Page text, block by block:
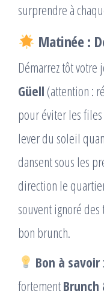
surprendre à
Matinée :
Démarrez tôt
Güell (attention :
pour éviter les
lever du soleil
dansent sous les
direction le
souvent ignoré
bon brunch.
Bon à savoir
fortementBrunch